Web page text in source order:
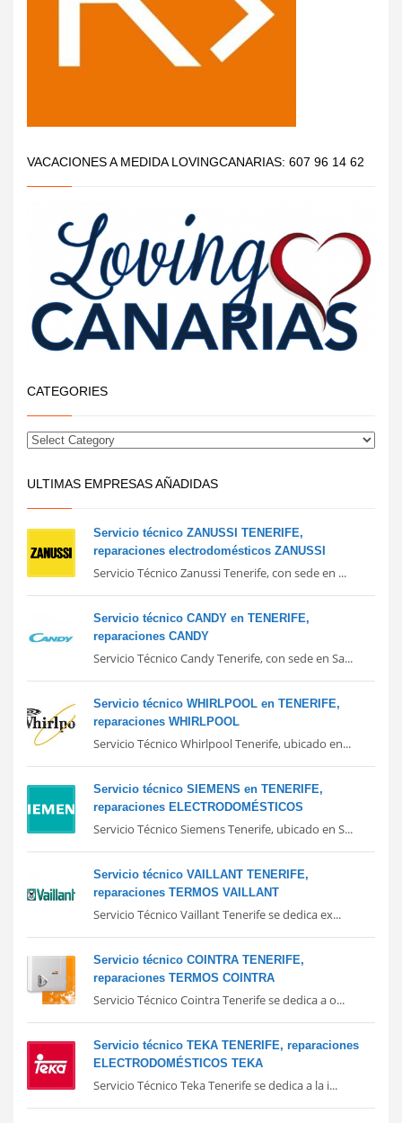
VACACIONES A MEDIDA LOVINGCANARIAS: 607 96 14 62
CATEGORIES
ULTIMAS EMPRESAS AÑADIDAS
Servicio técnico ZANUSSI TENERIFE,
reparaciones electrodomésticos ZANUSSI
Servicio Técnico Zanussi Tenerife, con sede en ...
Servicio técnico CANDY en TENERIFE,
reparaciones CANDY
Servicio Técnico Candy Tenerife, con sede en Sa...
Servicio técnico WHIRLPOOL en TENERIFE,
reparaciones WHIRLPOOL
Servicio Técnico Whirlpool Tenerife, ubicado en...
Servicio técnico SIEMENS en TENERIFE,
reparaciones ELECTRODOMÉSTICOS
Servicio Técnico Siemens Tenerife, ubicado en S...
Servicio técnico VAILLANT TENERIFE,
reparaciones TERMOS VAILLANT
Servicio Técnico Vaillant Tenerife se dedica ex...
Servicio técnico COINTRA TENERIFE,
reparaciones TERMOS COINTRA
Servicio Técnico Cointra Tenerife se dedica a o...
Servicio técnico TEKA TENERIFE, reparaciones
ELECTRODOMÉSTICOS TEKA
Servicio Técnico Teka Tenerife se dedica a la i...